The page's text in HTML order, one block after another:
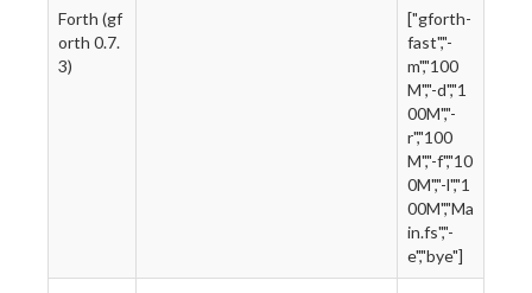
Forth (gf
orth 0.7.
3)
["gforth-
fast","-
m","100
M","-d","1
00M","-
r","100
M","-f","10
0M","-l","1
00M","Ma
in.fs","-
e","bye"]